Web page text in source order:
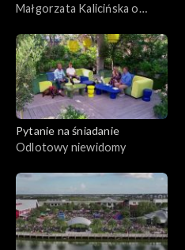
Małgorzata Kalicińska o
Pytanie na śniadanie
Odlotowy niewidomy